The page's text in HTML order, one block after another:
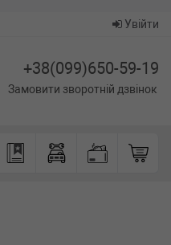
Увійти
+38(099)650-59-19
Замовити зворотній дзвінок